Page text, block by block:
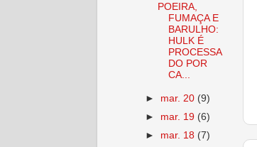
POEIRA,
FUMAÇA E
BARULHO:
HULK É
PROCESSA
DO POR
CA...
► mar. 20 (9)
► mar. 19 (6)
► mar. 18 (7)